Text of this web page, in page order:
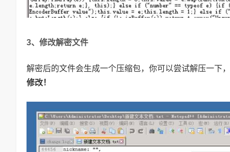
3、修改解密文件
解密后的文件会生成一个压缩包，你可以尝试解压一下，
修改！